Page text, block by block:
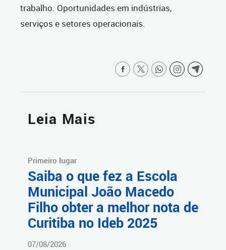
trabalho. Oportunidades em indústrias,
serviços e setores operacionais.
Leia Mais
Primeiro lugar
Saiba o que fez a Escola
Municipal João Macedo
Filho obter a melhor nota de
Curitiba no Ideb 2025
07/08/2026